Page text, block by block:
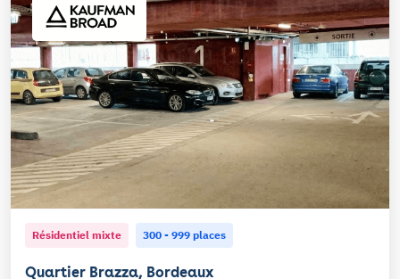
Résidentiel mixte 300 - 999 places
Quartier Brazza, Bordeaux